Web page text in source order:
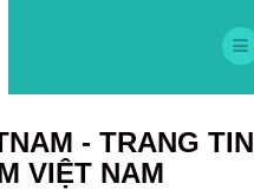
- TRANG TIN
VIỆT NAM